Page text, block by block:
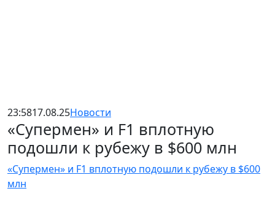
23:5817.08.25Новости
«Супермен» и F1 вплотную
подошли к рубежу в $600 млн
«Супермен» и F1 вплотную подошли к рубежу в $600
млн